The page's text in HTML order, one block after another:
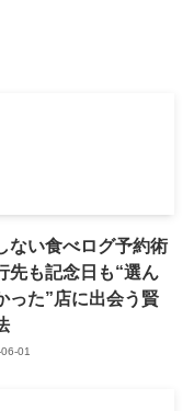
ない食べログ予約術
先も記念日も“選ん
った”店に出会う賢
01